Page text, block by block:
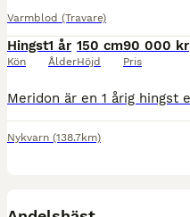
Varmblod (Travare)
Hingst
Kön
1 år
Ålder
150 cm
Höjd
90 000 kr
Pris
Nykvarn (138.7km)